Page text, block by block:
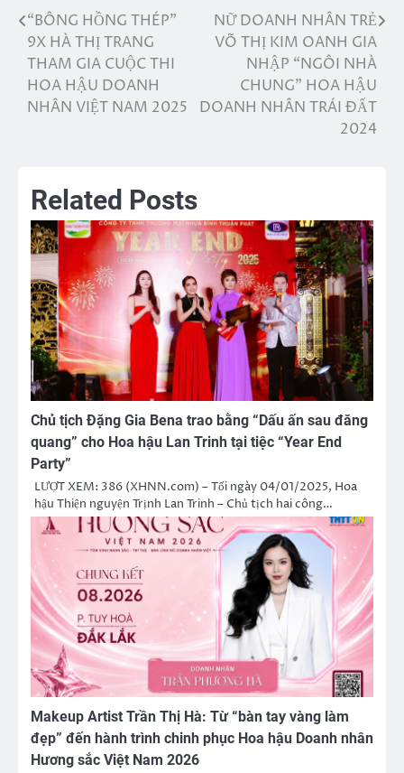
Điều
hướng
bài
“BÔNG HỒNG THÉP”
9X HÀ THỊ TRANG
THAM GIA CUỘC THI
HOA HẬU DOANH
NHÂN VIỆT NAM 2025
NỮ DOANH NHÂN TRẺ
VÕ THỊ KIM OANH GIA
NHẬP “NGÔI NHÀ
CHUNG” HOA HẬU
DOANH NHÂN TRÁI ĐẤT
2024
Related Posts
Chủ tịch Đặng Gia Bena trao bằng “Dấu ấn sau đăng
quang” cho Hoa hậu Lan Trinh tại tiệc “Year End
Party”
LƯỢT XEM: 386 (XHNN.com) – Tối ngày 04/01/2025, Hoa
hậu Thiện nguyện Trịnh Lan Trinh – Chủ tịch hai công…
Makeup Artist Trần Thị Hà: Từ “bàn tay vàng làm
đẹp” đến hành trình chinh phục Hoa hậu Doanh nhân
Hương sắc Việt Nam 2026